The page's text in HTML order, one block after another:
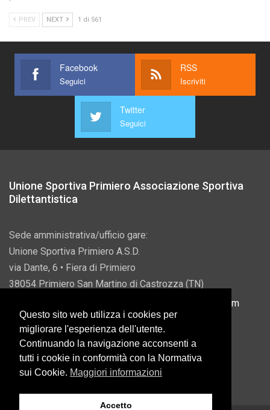
PREV NEXT 1 di 561
Facebook
Seguici
RSS
Iscriviti
Twitter
Seguici
Unione Sportiva Primiero Associazione Sportiva
Dilettantistica
Sede amministrativa/ufficio gare:
Unione Sportiva Primiero A.S.D.
via Dante, 6 • Fiera di Primiero
38054 Primiero San Martino di Castrozza (TN)
info@usprimiero.com
Vantaggi da Pubblica Amministrazione
Questo sito web utilizza i cookies per
migliorare l'esperienza dell'utente.
Continuando la navigazione acconsenti a
tutti i cookie in conformità con la Normativa
sui Cookie. Maggiori informazioni
Accetto